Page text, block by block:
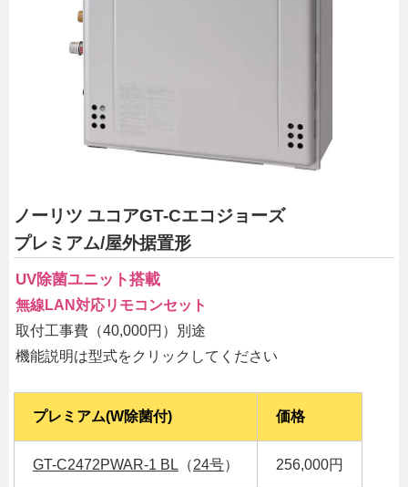
ノーリツ ユコアGT-Cエコジョーズ
プレミアム/屋外据置形
UV除菌ユニット搭載
無線LAN対応リモコンセット
取付工事費（40,000円）別途
機能説明は型式をクリックしてください
プレミアム(W除菌付) 価格
GT-C2472PWAR-1 BL （24号） 256,000円